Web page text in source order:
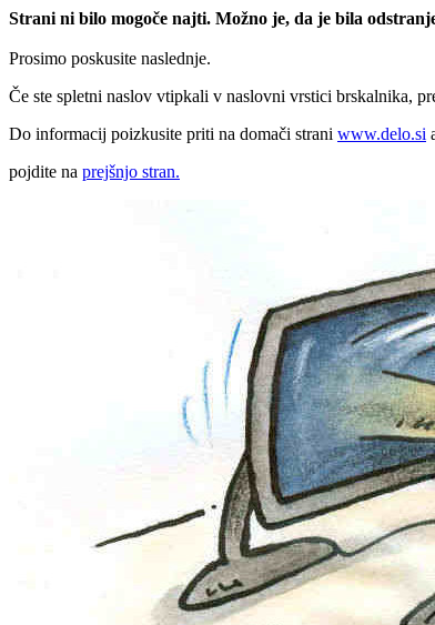
Strani ni bilo mogoče najti. Možno je, da je bila
Prosimo poskusite naslednje.
Če ste spletni naslov vtipkali v naslovni vrstici brskalnika,
Do informacij poizkusite priti na domači strani www.delo.si
pojdite na prejšnjo stran.